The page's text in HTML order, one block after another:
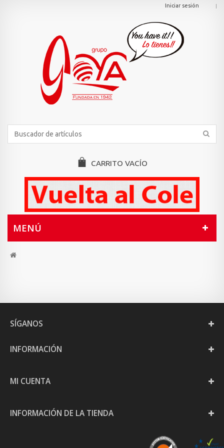
Iniciar sesión
CARRITO VACÍO
MENÚ
SÍGANOS
INFORMACIÓN
MI CUENTA
INFORMACIÓN DE LA TIENDA